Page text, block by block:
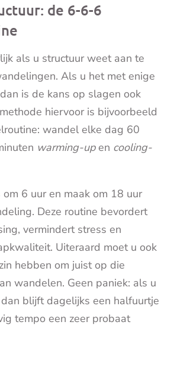
de 6-6-6
als u structuur weet aan te
Als u het met enige
is de kans op slagen ook
hiervoor is bijvoorbeeld
wandel elke dag 60
warming-upen cooling-
om 6 uur en maak om 18 uur
Deze routine bevordert
vermindert stress en
Uiteraard moet u ook
hebben om juist op die
wandelen. Geen paniek: als u
blijft dagelijks een halfuurtje
tempo een zeer probaat